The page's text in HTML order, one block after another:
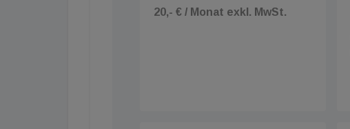
20,- € / Monat exkl. MwSt.